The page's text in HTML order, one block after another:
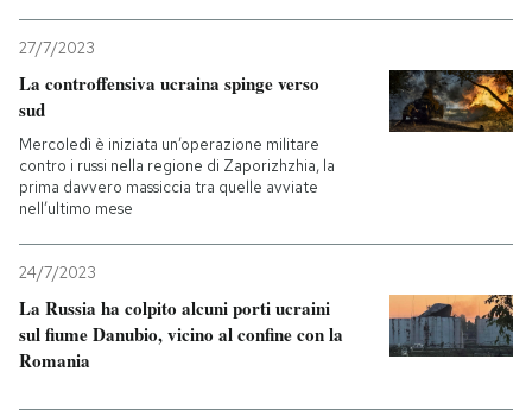
27/7/2023
La controffensiva ucraina spinge verso
sud
Mercoledì è iniziata un’operazione militare
contro i russi nella regione di Zaporizhzhia, la
prima davvero massiccia tra quelle avviate
nell’ultimo mese
24/7/2023
La Russia ha colpito alcuni porti ucraini
sul fiume Danubio, vicino al confine con la
Romania